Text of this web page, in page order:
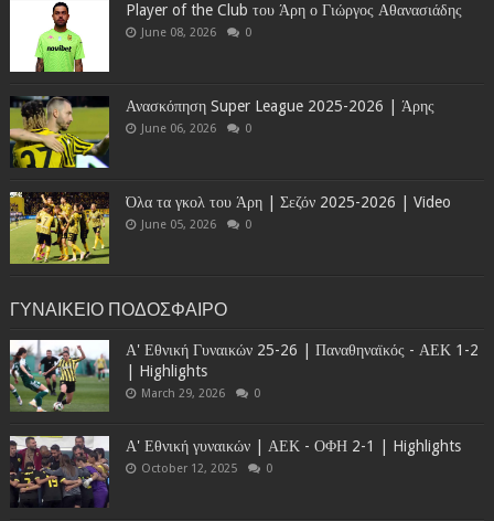
Player of the Club του Άρη ο Γιώργος Αθανασιάδης
June 08, 2026 0
Ανασκόπηση Super League 2025-2026 | Άρης
June 06, 2026 0
Όλα τα γκολ του Άρη | Σεζόν 2025-2026 | Video
June 05, 2026 0
ΓΥΝΑΙΚΕΙΟ ΠΟΔΟΣΦΑΙΡΟ
Α' Εθνική Γυναικών 25-26 | Παναθηναϊκός - ΑΕΚ 1-2
| Highlights
March 29, 2026 0
Α' Εθνική γυναικών | ΑΕΚ - ΟΦΗ 2-1 | Highlights
October 12, 2025 0